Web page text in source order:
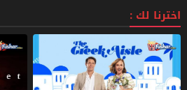
اخترنا لك :